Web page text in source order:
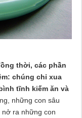
thời, các phần
chúng chỉ xua
tĩnh kiếm ăn và
những con sâu
ra những con